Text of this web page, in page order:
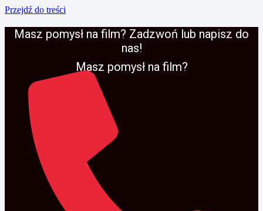
Przejdź do treści
Masz pomysł na film? Zadzwoń lub napisz do
nas!
Masz pomysł na film?